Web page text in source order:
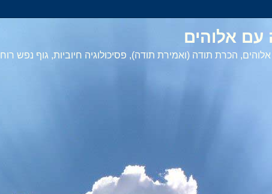
עם אלוהים
הכרת תודה (ואמירת תודה), פסיכולוגיה חיוביות, גוף נפש רוח